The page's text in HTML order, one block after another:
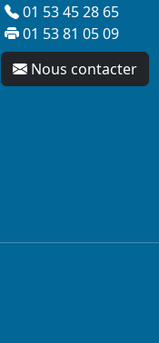
01 53 45 28 65
01 53 81 05 09
Nous contacter